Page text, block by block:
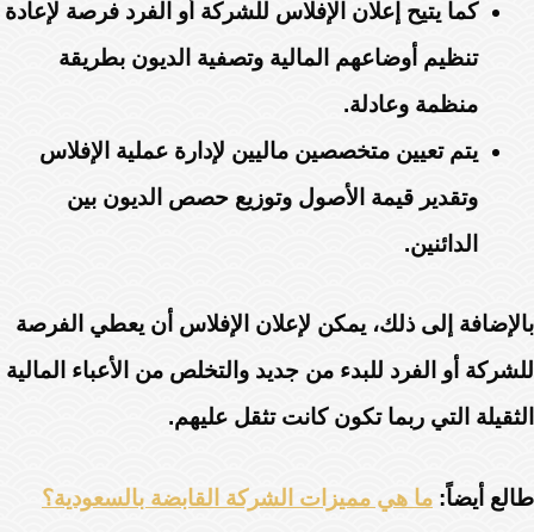
كما يتيح إعلان الإفلاس للشركة أو الفرد فرصة لإعادة
تنظيم أوضاعهم المالية وتصفية الديون بطريقة
منظمة وعادلة.
يتم تعيين متخصصين ماليين لإدارة عملية الإفلاس
وتقدير قيمة الأصول وتوزيع حصص الديون بين
الدائنين.
بالإضافة إلى ذلك، يمكن لإعلان الإفلاس أن يعطي الفرصة
للشركة أو الفرد للبدء من جديد والتخلص من الأعباء المالية
الثقيلة التي ربما تكون كانت تثقل عليهم.
طالع أيضاً: ما هي مميزات الشركة القابضة بالسعودية؟